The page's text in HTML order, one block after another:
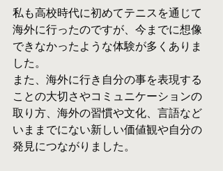
私も高校時代に初めてテニスを通じて
海外に行ったのですが、今までに想像
できなかったような体験が多くありま
した。
また、海外に行き自分の事を表現する
ことの大切さやコミュニケーションの
取り方、海外の習慣や文化、言語など
いままでにない新しい価値観や自分の
発見につながりました。